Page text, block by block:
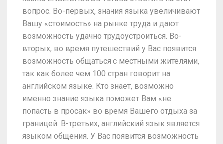
вопрос. Во-первых, знания языка увеличивают
Вашу «стоимость» на рынке труда и дают
возможность удачно трудоустроиться. Во-
вторых, во время путешествий у Вас появится
возможность общаться с местными жителями,
так как более чем 100 стран говорит на
английском языке. Кто знает, возможно
именно знание языка поможет Вам «не
попасть в просак» во время Вашего отдыха за
границей. В-третьих, английский язык является
языком общения. У Вас появится возможность